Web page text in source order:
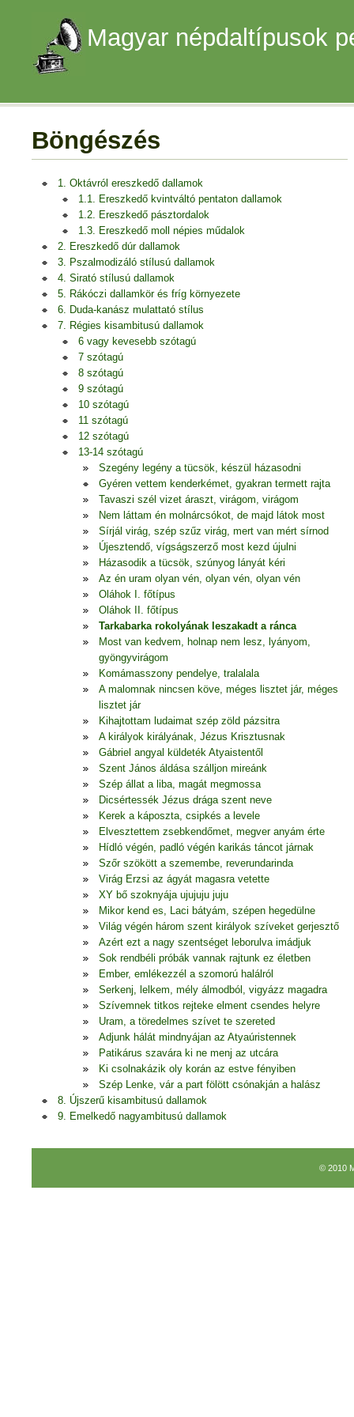
Magyar népdaltípusok
Böngészés
1. Oktávról ereszkedő dallamok
1.1. Ereszkedő kvintváltó pentaton dallamok
1.2. Ereszkedő pásztordalok
1.3. Ereszkedő moll népies műdalok
2. Ereszkedő dúr dallamok
3. Pszalmodizáló stílusú dallamok
4. Sirató stílusú dallamok
5. Rákóczi dallamkör és fríg környezete
6. Duda-kanász mulattató stílus
7. Régies kisambitusú dallamok
6 vagy kevesebb szótagú
7 szótagú
8 szótagú
9 szótagú
10 szótagú
11 szótagú
12 szótagú
13-14 szótagú
Szegény legény a tücsök, készül házasodni
Gyéren vettem kenderkémet, gyakran termett rajta
Tavaszi szél vizet áraszt, virágom, virágom
Nem láttam én molnárcsókot, de majd látok most
Sírjál virág, szép szűz virág, mert van mért sírnod
Újesztendő, vígságszerző most kezd újulni
Házasodik a tücsök, szúnyog lányát kéri
Az én uram olyan vén, olyan vén, olyan vén
Oláhok I. főtípus
Oláhok II. főtípus
Tarkabarka rokolyának leszakadt a ránca
Most van kedvem, holnap nem lesz, lyányom,
gyöngyvirágom
Komámasszony pendelye, tralalala
A malomnak nincsen köve, méges lisztet jár, méges
lisztet jár
Kihajtottam ludaimat szép zöld pázsitra
A királyok királyának, Jézus Krisztusnak
Gábriel angyal küldeték Atyaistentől
Szent János áldása szálljon mireánk
Szép állat a liba, magát megmossa
Dicsértessék Jézus drága szent neve
Kerek a káposzta, csipkés a levele
Elvesztettem zsebkendőmet, megver anyám érte
Hídló végén, padló végén karikás táncot járnak
Szőr szökött a szemembe, reverundarinda
Virág Erzsi az ágyát magasra vetette
XY bő szoknyája ujujuju juju
Mikor kend es, Laci bátyám, szépen hegedülne
Világ végén három szent királyok szíveket gerjesztő
Azért ezt a nagy szentséget leborulva imádjuk
Sok rendbéli próbák vannak rajtunk ez életben
Ember, emlékezzél a szomorú halálról
Serkenj, lelkem, mély álmodból, vigyázz magadra
Szívemnek titkos rejteke elment csendes helyre
Uram, a töredelmes szívet te szereted
Adjunk hálát mindnyájan az Atyaúristennek
Patikárus szavára ki ne menj az utcára
Ki csolnakázik oly korán az estve fényiben
Szép Lenke, vár a part fölött csónakján a halász
8. Újszerű kisambitusú dallamok
9. Emelkedő nagyambitusú dallamok
© 2010